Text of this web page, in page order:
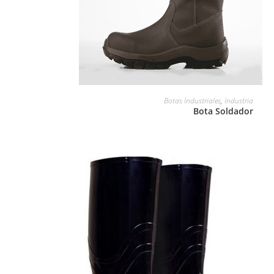
Botas Industriales,Industria
Bota Soldador